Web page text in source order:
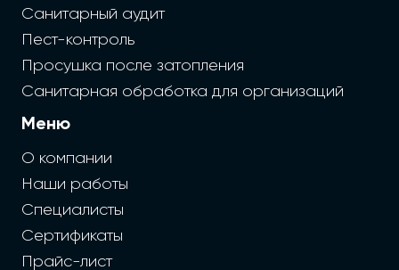
Санитарный аудит
Пест-контроль
Просушка после затопления
Санитарная обработка для организаций
Меню
О компании
Наши работы
Специалисты
Сертификаты
Прайс-лист